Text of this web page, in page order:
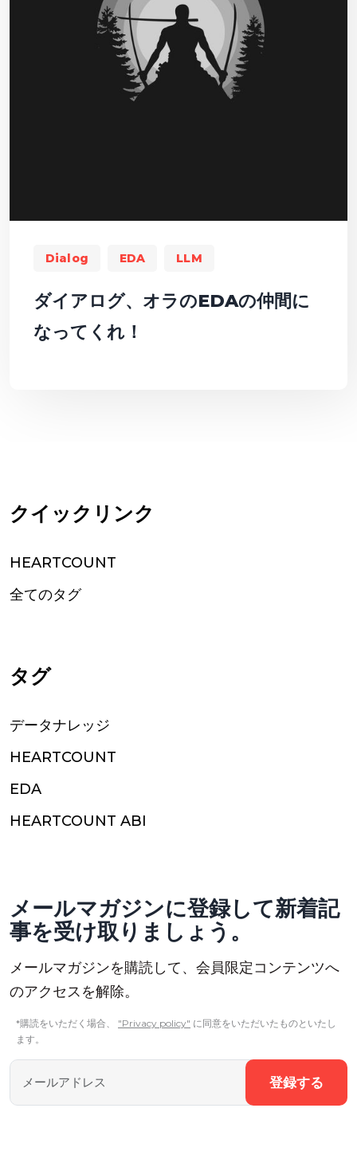
Dialog EDA LLM
ダイアログ、オラのEDAの仲間に
なってくれ！
クイックリンク
HEARTCOUNT
全てのタグ
タグ
データナレッジ
HEARTCOUNT
EDA
HEARTCOUNT ABI
メールマガジンに登録して新着記
事を受け取りましょう。
メールマガジンを購読して、会員限定コンテンツへ
のアクセスを解除。
*購読をいただく場合、 "Privacy policy" に同意をいただいたものといたし
ます。
登録する